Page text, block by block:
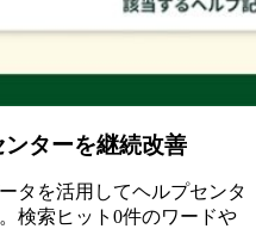
ターを継続改善
タを活用してヘルプセンタ
検索ヒット0件のワードや